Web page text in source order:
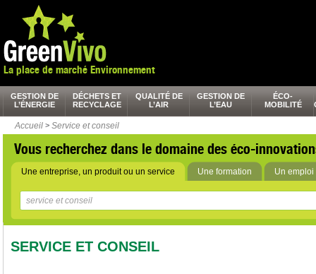
La place de marché Environnement
GESTION DE
L’ÉNERGIE
DÉCHETS ET
RECYCLAGE
QUALITÉ DE
L’AIR
GESTION DE
L’EAU
ÉCO-
MOBILITÉ
Accueil > Service et conseil
Vous recherchez dans le domaine des éco-
Une entreprise, un produit ou un service Une formation Un emploi
SERVICE ET CONSEIL